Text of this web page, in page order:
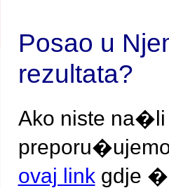
Posao u
rezultata?
Ako niste
ovaj linkgdje